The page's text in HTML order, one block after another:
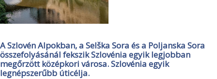
A Szlovén Alpokban, a Selška Sora és a Poljanska Sora
összefolyásánál fekszik Szlovénia egyik legjobban
megőrzött középkori városa. Szlovénia egyik
legnépszerűbb úticélja.